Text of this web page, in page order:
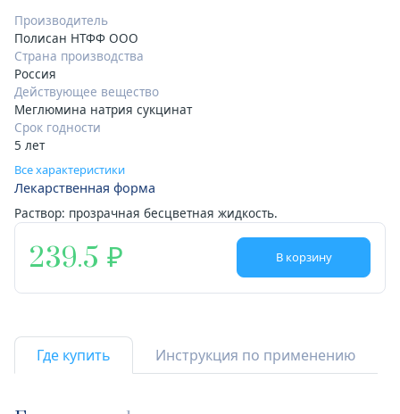
Производитель
Полисан НТФФ ООО
Страна производства
Россия
Действующее вещество
Меглюмина натрия сукцинат
Срок годности
5 лет
Все характеристики
Лекарственная форма
Раствор: прозрачная бесцветная жидкость.
239.5 В корзину
Где купить Инструкция по применению